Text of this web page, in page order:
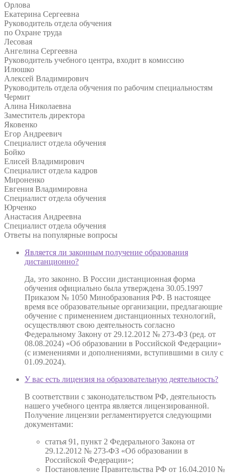
Орлова
Екатерина Сергеевна
Руководитель отдела обучения
по Охране труда
Лесовая
Ангелина Сергеевна
Руководитель учебного центра, входит в комиссию
Илюшко
Алексей Владимирович
Руководитель отдела обучения по рабочим специальностям
Чермит
Алина Николаевна
Заместитель директора
Яковенко
Егор Андреевич
Специалист отдела обучения
Бойко
Елисей Владимирович
Специалист отдела кадров
Мироненко
Евгения Владимировна
Специалист отдела обучения
Юрченко
Анастасия Андреевна
Специалист отдела обучения
Ответы на популярные вопросы
Является ли законным получение образования
дистанционно?
Да, это законно. В России дистанционная форма
обучения официально была утверждена 30.05.1997
Приказом № 1050 Минобразования РФ. В настоящее
время все образовательные организации, предлагающие
обучение с применением дистанционных технологий,
осуществляют свою деятельность согласно
Федеральному Закону от 29.12.2012 № 273-ФЗ (ред. от
08.08.2024) «Об образовании в Российской Федерации»
(с изменениями и дополнениями, вступившими в силу с
01.09.2024).
У вас есть лицензия на образовательную деятельность?
В соответствии с законодательством РФ, деятельность
нашего учебного центра является лицензированной.
Получение лицензии регламентируется следующими
документами:
статья 91, пункт 2 Федерального Закона от
29.12.2012 № 273-ФЗ «Об образовании в
Российской Федерации»;
Постановление Правительства РФ от 16.04.2010 №